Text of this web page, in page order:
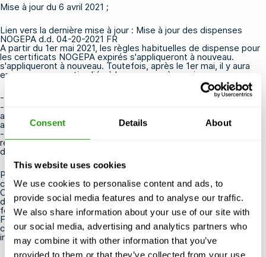
Consent Details About
This website uses cookies
We use cookies to personalise content and ads, to
provide social media features and to analyse our traffic.
We also share information about your use of our site with
our social media, advertising and analytics partners who
may combine it with other information that you’ve
provided to them or that they’ve collected from your use
Mise à jour du 6 avril 2021 ;
Lien vers la dernière mise à jour : Mise à jour des dispenses
NOGEPA d.d. 04-20-2021 FR
A partir du 1er mai 2021, les règles habituelles de dispense pour
les certificats NOGEPA expirés s'appliqueront à nouveau.
s'appliqueront à nouveau. Toutefois, après le 1er mai, il y aura
encore une exception liée à la couronne, à savoir :
- Les travailleurs titulaires d'un certificat de base ;
- qui, en raison de restrictions de voyage, ne peuvent se rendre
aux Pays-Bas pour suivre une formation de recyclage NOGEPA
avant l'expiration de leur certificat de base ;
- peuvent bénéficier d'une dispense pour suivre la formation de
recyclage, jusqu'à un maximum de 3 mois après la date
d'expiration du certificat de base
Par cette exception temporaire, la NOGEPA souhaite tenir
compte des employés qui ne sont pas en poste aux Pays-Bas.
Cette durée est la limite et donc, par exemple, les employés
dont le certificat de base a expiré il y a 4 mois devront suivre la
formation de base au lieu de la formation de mise à jour. La
FMTC peut délivrer une dispense. Veuillez donc contacter notre
centre de formation pour toute assistance via
info@fmtcsafety.com.